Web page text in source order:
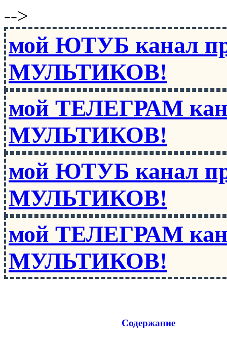
-->
мой ЮТУБ канал
МУЛЬТИКОВ!
мой ТЕЛЕГРАМ
МУЛЬТИКОВ!
мой ЮТУБ канал
МУЛЬТИКОВ!
мой ТЕЛЕГРАМ
МУЛЬТИКОВ!
Содержание